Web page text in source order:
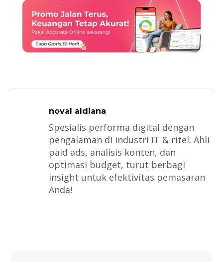
noval aldiana
Spesialis performa digital dengan
pengalaman di industri IT & ritel. Ahli
paid ads, analisis konten, dan
optimasi budget, turut berbagi
insight untuk efektivitas pemasaran
Anda!